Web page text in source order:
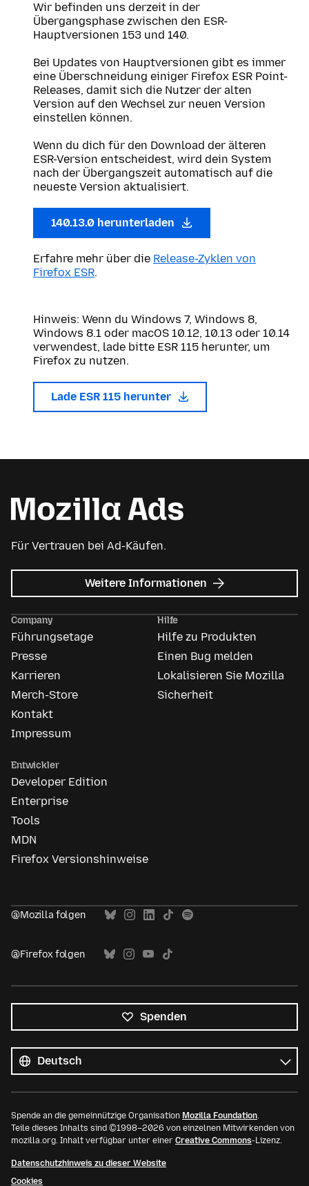
Wir befinden uns derzeit in der
Übergangsphase zwischen den ESR-
Hauptversionen 153 und 140.
Bei Updates von Hauptversionen gibt es immer
eine Überschneidung einiger Firefox ESR Point-
Releases, damit sich die Nutzer der alten
Version auf den Wechsel zur neuen Version
einstellen können.
Wenn du dich für den Download der älteren
ESR-Version entscheidest, wird dein System
nach der Übergangszeit automatisch auf die
neueste Version aktualisiert.
140.13.0 herunterladen
Erfahre mehr über die Release-Zyklen von
Firefox ESR.
Hinweis: Wenn du Windows 7, Windows 8,
Windows 8.1 oder macOS 10.12, 10.13 oder 10.14
verwendest, lade bitte ESR 115 herunter, um
Firefox zu nutzen.
Lade ESR 115 herunter
Für Vertrauen bei Ad-Käufen.
Weitere Informationen zu
Mozilla
Company
Führungsetage
Presse
Karrieren
Merch-Store
Kontakt
Impressum
Hilfe
Hilfe zu Produkten
Einen Bug melden
Lokalisieren Sie Mozilla
Sicherheit
Entwickler
Developer Edition
Enterprise
Tools
MDN
Firefox Versionshinweise
@Mozilla folgen
@Firefox folgen
Spenden
Sprachen
Sprache
Spende an die gemeinnützige Organisation Mozilla Foundation.
Teile dieses Inhalts sind ©1998–2026 von einzelnen Mitwirkenden von
mozilla.org. Inhalt verfügbar unter einer Creative Commons-Lizenz.
Datenschutzhinweis zu dieser Website
Cookies